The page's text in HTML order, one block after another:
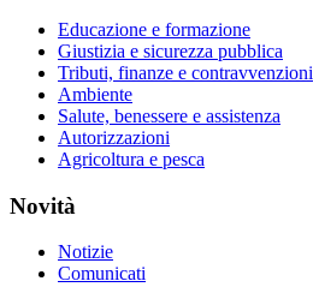
Educazione e formazione
Giustizia e sicurezza pubblica
Tributi, finanze e contravvenzioni
Ambiente
Salute, benessere e assistenza
Autorizzazioni
Agricoltura e pesca
Novità
Notizie
Comunicati